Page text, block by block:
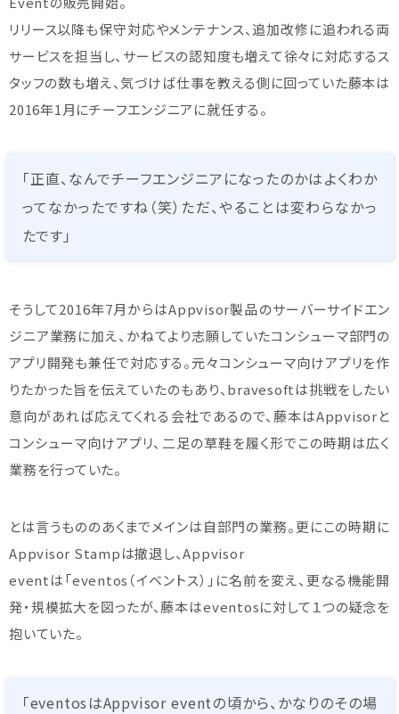
リリース以降も保守対応やメンテナンス、追加改修に追われる両
サービスを担当し、サービスの認知度も増えて徐々に対応するス
タッフの数も増え、気づけば仕事を教える側に回っていた藤本は
2016年1月にチーフエンジニアに就任する。
「正直、なんでチーフエンジニアになったのかはよくわか
ってなかったですね（笑）ただ、やることは変わらなかっ
たです」
そうして2016年7月からはAppvisor製品のサーバーサイドエン
ジニア業務に加え、かねてより志願していたコンシューマ部門の
アプリ開発も兼任で対応する。元々コンシューマ向けアプリを作
りたかった旨を伝えていたのもあり、bravesoftは挑戦をしたい
意向があれば応えてくれる会社であるので、藤本はAppvisorと
コンシューマ向けアプリ、二足の草鞋を履く形でこの時期は広く
業務を行っていた。
とは言うもののあくまでメインは自部門の業務。更にこの時期に
Appvisor Stampは撤退し、Appvisor
eventは「eventos（イベントス）」に名前を変え、更なる機能開
発・規模拡大を図ったが、藤本はeventosに対して１つの疑念を
抱いていた。
「eventosはAppvisor eventの頃から、かなりのその場